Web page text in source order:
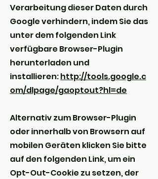
Verarbeitung dieser Daten durch
Google verhindern, indem Sie das
unter dem folgenden Link
verfügbare Browser-Plugin
herunterladen und
installieren:http://tools.google.c
om/dlpage/gaoptout?hl=de
Alternativ zum Browser-Plugin
oder innerhalb von Browsern auf
mobilen Geräten klicken Sie bitte
auf den folgenden Link, um ein
Opt-Out-Cookie zu setzen, der